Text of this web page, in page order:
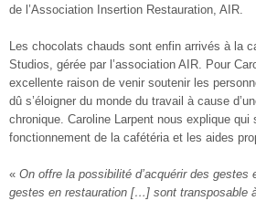
de l’Association Insertion Restauration, AIR.
Les chocolats chauds sont enfin arrivés à la
Studios, gérée par l’association AIR. Pour
excellente raison de venir soutenir les
dû s’éloigner du monde du travail à cause
chronique. Caroline Larpent nous explique
fonctionnement de la cafétéria et les aides
« On offre la possibilité d’acquérir des gestes
gestes en restauration […] sont transposable